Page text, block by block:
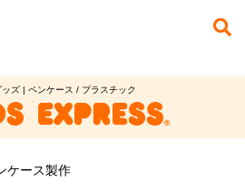
ズ | ペンケース / プラスチック
ケース製作